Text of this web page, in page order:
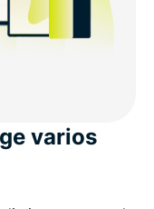
varios